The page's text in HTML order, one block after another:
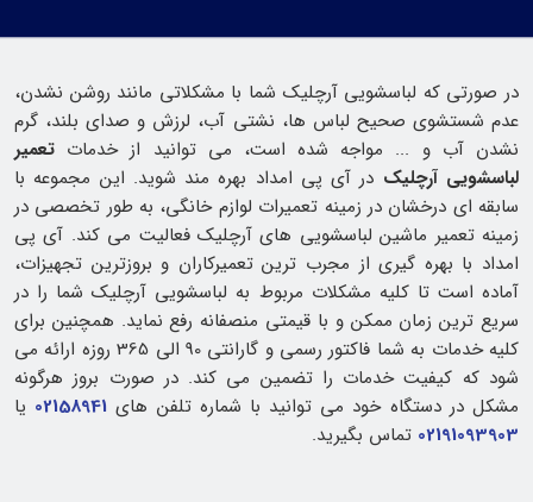
در صورتی که لباسشویی آرچلیک شما با مشکلاتی مانند روشن نشدن،
عدم شستشوی صحیح لباس ها، نشتی آب، لرزش و صدای بلند، گرم
نشدن آب و ... مواجه شده است، می توانید از خدمات تعمیر
لباسشویی آرچلیک در آی پی امداد بهره مند شوید. این مجموعه با
سابقه‌ ای درخشان در زمینه تعمیرات لوازم خانگی، به طور تخصصی در
زمینه تعمیر ماشین لباسشویی‌ های آرچلیک فعالیت می‌ کند. آی پی
امداد با بهره‌ گیری از مجرب‌ ترین تعمیرکاران و بروزترین تجهیزات،
آماده‌ است تا کلیه مشکلات مربوط به لباسشویی آرچلیک شما را در
سریع‌ ترین زمان ممکن و با قیمتی منصفانه رفع نماید. همچنین برای
کلیه خدمات به شما فاکتور رسمی و گارانتی 90 الی 365 روزه ارائه می
شود که کیفیت خدمات را تضمین می کند. در صورت بروز هرگونه
مشکل در دستگاه خود می توانید با شماره تلفن های 02158941 یا
02191093903 تماس بگیرید.